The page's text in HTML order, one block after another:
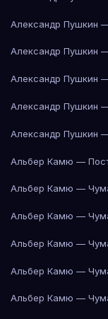
Александр Пушкин
Александр Пушкин
Александр Пушкин
Александр Пушкин
Александр Пушкин
Альбер Камю —
Альбер Камю —
Альбер Камю —
Альбер Камю —
Альбер Камю —
Альбер Камю —